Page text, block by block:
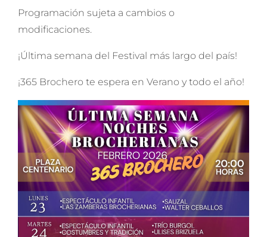
Programación sujeta a cambios o
modificaciones.
¡Última semana del Festival más largo del país!
¡365 Brochero te espera en Verano y todo el año!